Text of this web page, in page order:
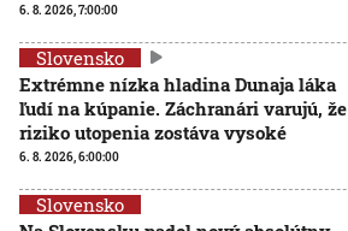
6. 8. 2026, 7:00:00
Slovensko
Extrémne nízka hladina Dunaja láka
ľudí na kúpanie. Záchranári varujú, že
riziko utopenia zostáva vysoké
6. 8. 2026, 6:00:00
Slovensko